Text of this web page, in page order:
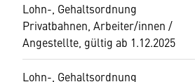
Lohn-, Gehaltsordnung
Privatbahnen, Arbeiter/innen /
Angestellte, gültig ab 1.12.2025
Lohn-, Gehaltsordnung